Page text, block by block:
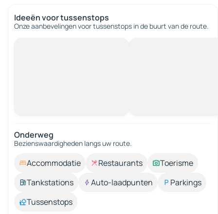
Ideeën voor tussenstops
Onze aanbevelingen voor tussenstops in de buurt van de route.
Onderweg
Bezienswaardigheden langs uw route.
Accommodatie Restaurants
Toerisme
Tankstations
Auto-laadpunten
Parkings
Tussenstops